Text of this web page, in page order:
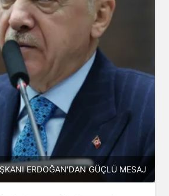
ERDOĞAN'DAN GÜÇLÜ MESAJ